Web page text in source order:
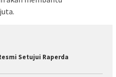
Setujui Raperda